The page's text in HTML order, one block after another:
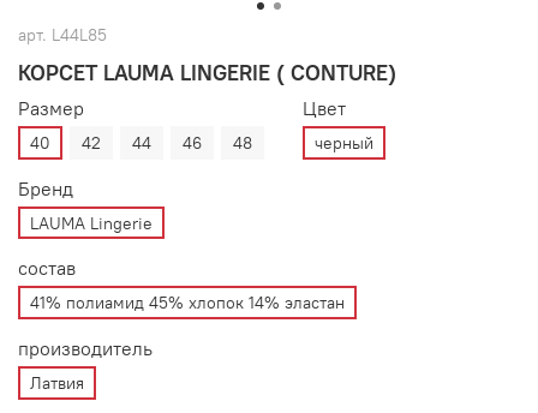
арт. L44L85
КОРСЕТ LAUMA LINGERIE ( CONTURE)
Размер
40 42 44 46 48
Цвет
черный
Бренд
LAUMA Lingerie
состав
41% полиамид 45% хлопок 14% эластан
производитель
Латвия